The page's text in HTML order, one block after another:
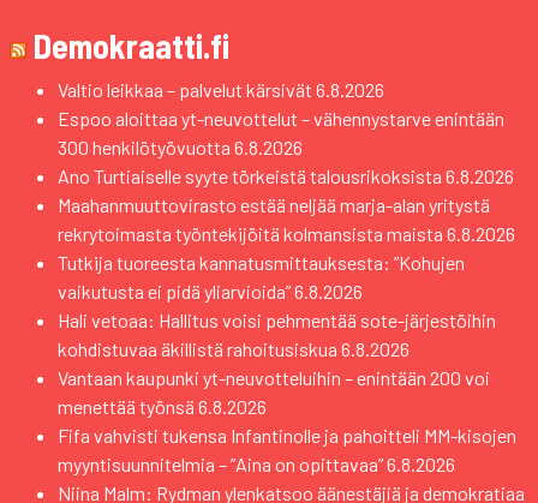
Demokraatti.fi
Valtio leikkaa – palvelut kärsivät 6.8.2026
Espoo aloittaa yt-neuvottelut – vähennystarve enintään
300 henkilötyövuotta 6.8.2026
Ano Turtiaiselle syyte törkeistä talousrikoksista 6.8.2026
Maahanmuuttovirasto estää neljää marja-alan yritystä
rekrytoimasta työntekijöitä kolmansista maista 6.8.2026
Tutkija tuoreesta kannatusmittauksesta: ”Kohujen
vaikutusta ei pidä yliarvioida”6.8.2026
Hali vetoaa: Hallitus voisi pehmentää sote-järjestöihin
kohdistuvaa äkillistä rahoitusiskua 6.8.2026
Vantaan kaupunki yt-neuvotteluihin – enintään 200 voi
menettää työnsä 6.8.2026
Fifa vahvisti tukensa Infantinolle ja pahoitteli MM-kisojen
myyntisuunnitelmia – ”Aina on opittavaa”6.8.2026
Niina Malm: Rydman ylenkatsoo äänestäjiä ja demokratiaa